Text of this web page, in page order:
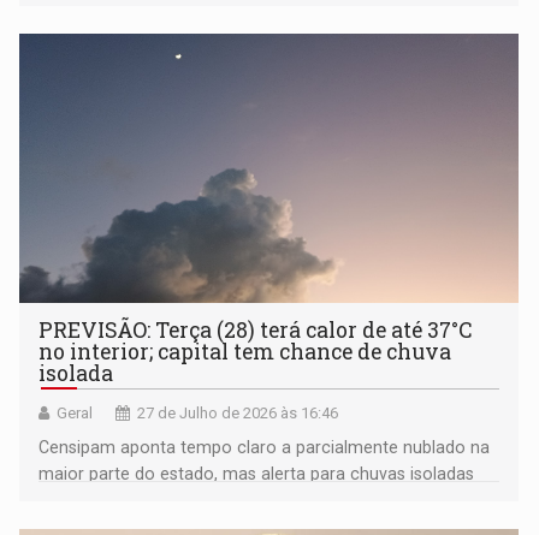
PREVISÃO: Terça (28) terá calor de até 37°C
no interior; capital tem chance de chuva
isolada
Geral 27 de Julho de 2026 às 16:46
Censipam aponta tempo claro a parcialmente nublado na
maior parte do estado, mas alerta para chuvas isoladas